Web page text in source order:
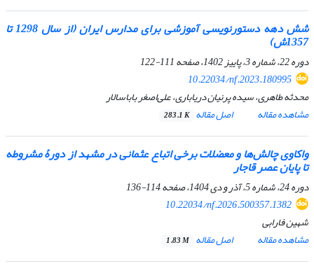
شش دهه دستورنویسی آموزشی برای مدارس ایران (از سال 1298 تا
1357ش)
دوره 22، شماره 3، پاییز 1402، صفحه
111-122
10.22034/nf.2023.180995
محدثه طاهری، سیده پرنیان دریاباری، علی‌اصغر باباسالار
مشاهده مقاله
اصل مقاله 283.1 K
واکاوی چالش‌ها و معضلات برخی اتباع عثمانی در مشهد از دورۀ مشروطه
تا پایان عصر قاجار
دوره 24، شماره 5، آذر و دی 1404، صفحه
114-136
10.22034/nf.2026.500357.1382
شهین فارابی
مشاهده مقاله
اصل مقاله 1.83 M